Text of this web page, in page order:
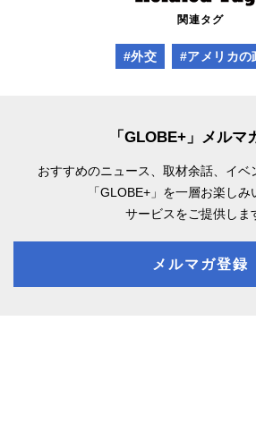
関連タグ
#外交 #アメリカの
「GLOBE+」メルマ
おすすめのニュース、取材余話、 イベ
「GLOBE+」を一層お楽しみ
サービスをご提供しま
メルマガ登録